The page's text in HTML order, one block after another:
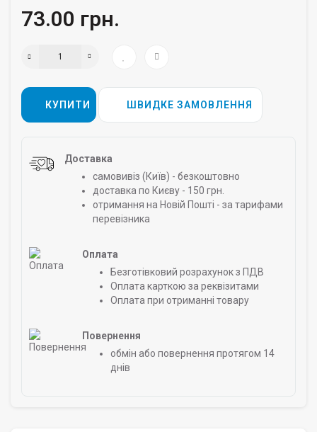
73.00 грн.
КУПИТИ ШВИДКЕ ЗАМОВЛЕННЯ
Доставка
самовивіз (Київ) - безкоштовно
доставка по Києву - 150 грн.
отримання на Новій Пошті - за тарифами
перевізника
Оплата
Безготівковий розрахунок з ПДВ
Оплата карткою за реквізитами
Оплата при отриманні товару
Повернення
обмін або повернення протягом 14
днів